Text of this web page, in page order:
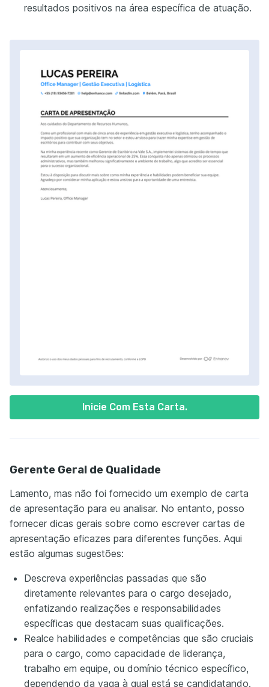
Inicie Com Esta Carta.
resultados positivos na área específica de atuação.
Gerente Geral de Qualidade
Lamento, mas não foi fornecido um exemplo de carta
de apresentação para eu analisar. No entanto, posso
fornecer dicas gerais sobre como escrever cartas de
apresentação eficazes para diferentes funções. Aqui
estão algumas sugestões:
Descreva experiências passadas que são
diretamente relevantes para o cargo desejado,
enfatizando realizações e responsabilidades
específicas que destacam suas qualificações.
Realce habilidades e competências que são cruciais
para o cargo, como capacidade de liderança,
trabalho em equipe, ou domínio técnico específico,
dependendo da vaga à qual está se candidatando.